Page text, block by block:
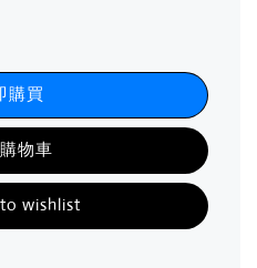
購買
物車
wishlist